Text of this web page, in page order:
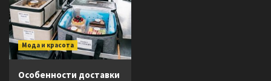
Мода и красота
Особенности доставки